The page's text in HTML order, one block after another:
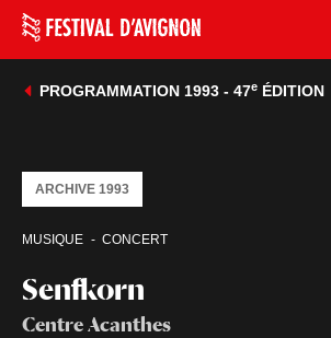
PROGRAMMATION 1993 - 47eÉDITION
Senfkorn
Centre Acanthes
MUSIQUE CONCERT
ARCHIVE 1993